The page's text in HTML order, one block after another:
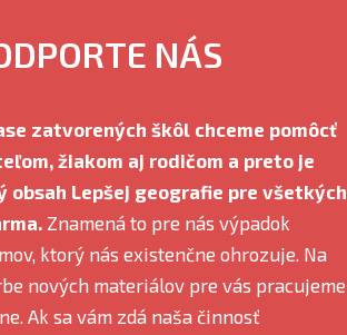
NÁS
zatvorených škôl chceme pomôcť
žiakom aj rodičom a preto je
obsah Lepšej geografie pre všetkých
Znamená to pre nás výpadok
ktorý nás existenčne ohrozuje. Na
nových materiálov pre vás pracujeme
Ak sa vám zdá naša činnosť